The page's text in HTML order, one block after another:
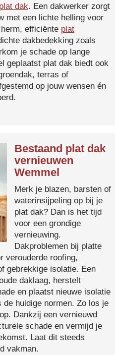
dak. Een dakwerker zorgt
met een lichte helling voor
efficiënte plat
dakbedekking zoals
je schade op lange
geplaatst plat dak biedt ook
terras of
op jouw wensen én
Bestaand plat dak
vernieuwen
Wemmel
Merk je blazen, barsten of
waterinsijpeling op bij je
plat dak? Dan is het tijd
voor een grondige
vernieuwing.
Dakproblemen bij platte
verouderde roofing,
gebrekkige isolatie. Een
daklaag, herstelt
en plaatst nieuwe isolatie
huidige normen. Zo los je
Dankzij een vernieuwd
schade en vermijd je
Laat dit steeds
vakman.